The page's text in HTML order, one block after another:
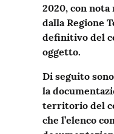
2020, con
dalla Regione
definitivo del
oggetto.
Di seguito
la
territorio del
che l’elenco